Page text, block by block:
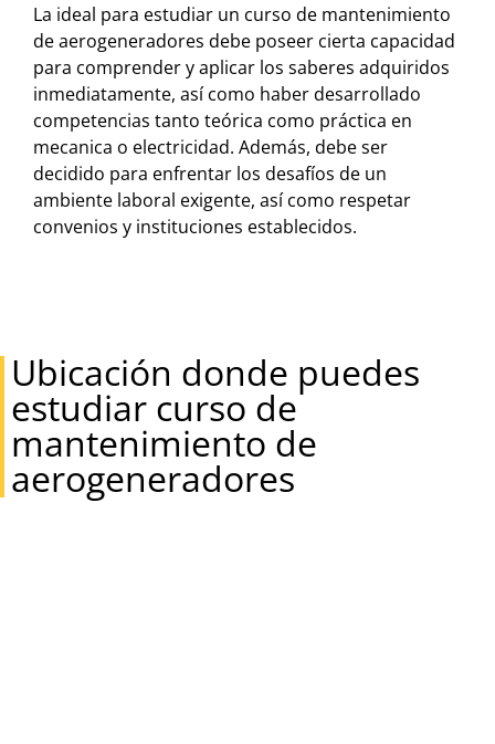
La ideal para estudiar un curso de mantenimiento
de aerogeneradores debe poseer cierta capacidad
para comprender y aplicar los saberes adquiridos
inmediatamente, así como haber desarrollado
competencias tanto teórica como práctica en
mecanica o electricidad. Además, debe ser
decidido para enfrentar los desafíos de un
ambiente laboral exigente, así como respetar
convenios y instituciones establecidos.
Ubicación donde puedes
estudiar curso de
mantenimiento de
aerogeneradores